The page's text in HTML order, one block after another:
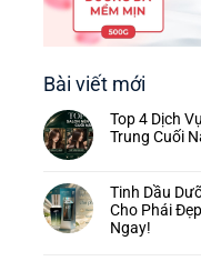
Bài viết mới
Top 4 Dịch
Trung Cuối
Tinh Dầu
Cho Phái
Ngay!